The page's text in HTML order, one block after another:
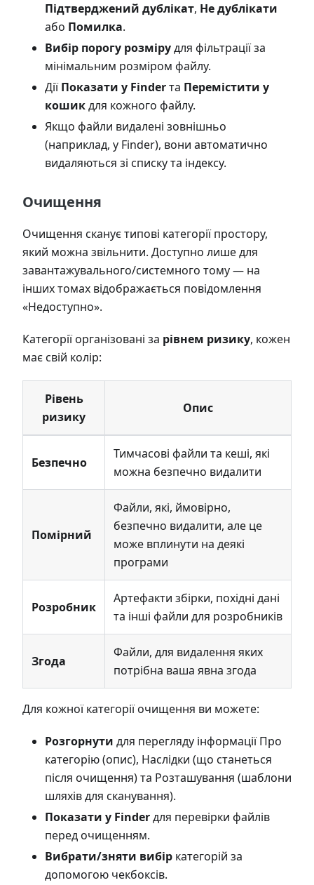
Підтверджений дублікат, Не дублікати
або Помилка.
Вибір порогу розмірудля фільтрації за
мінімальним розміром файлу.
ДіїПоказати у Finderта Перемістити у
кошикдля кожного файлу.
Якщо файли видалені зовнішньо
(наприклад, у Finder), вони автоматично
видаляються зі списку та індексу.
Очищення
Очищення сканує типові категорії простору,
який можна звільнити. Доступно лише для
завантажувального/системного тому — на
інших томах відображається повідомлення
«Недоступно».
Категорії організовані за рівнем ризику, кожен
має свій колір:
Рівень
ризику
Опис
Безпечно
Тимчасові файли та кеші, які
можна безпечно видалити
Помірний
Файли, які, ймовірно,
безпечно видалити, але це
може вплинути на деякі
програми
Розробник
Артефакти збірки, похідні дані
та інші файли для розробників
Згода
Файли, для видалення яких
потрібна ваша явна згода
Для кожної категорії очищення ви можете:
Розгорнути для перегляду інформації Про
категорію (опис), Наслідки (що станеться
після очищення) та Розташування (шаблони
шляхів для сканування).
Показати у Finderдля перевірки файлів
перед очищенням.
Вибрати/зняти вибір категорій за
допомогою чекбоксів.